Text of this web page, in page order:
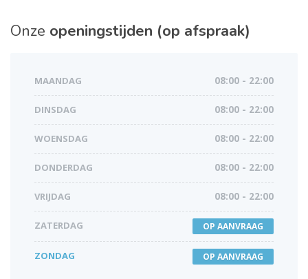
Onze openingstijden (op afspraak)
MAANDAG 08:00 - 22:00
DINSDAG 08:00 - 22:00
WOENSDAG 08:00 - 22:00
DONDERDAG 08:00 - 22:00
VRIJDAG 08:00 - 22:00
ZATERDAG OP AANVRAAG
ZONDAG OP AANVRAAG